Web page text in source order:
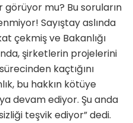
mu? Bu soruların
Sayıştay aslında
çekmiş ve Bakanlığı
şirketlerin projelerini
kaçtığını
bu hakkın kötüye
devam ediyor. Şu anda
teşvik ediyor” dedi.